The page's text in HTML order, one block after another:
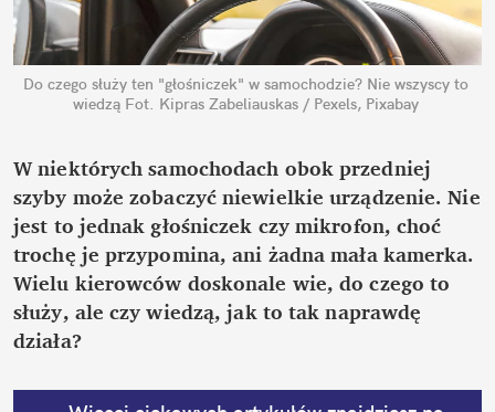
Do czego służy ten "głośniczek" w samochodzie? Nie wszyscy to
wiedzą Fot. Kipras Zabeliauskas / Pexels, Pixabay
W niektórych samochodach obok przedniej
szyby może zobaczyć niewielkie urządzenie. Nie
jest to jednak głośniczek czy mikrofon, choć
trochę je przypomina, ani żadna mała kamerka.
Wielu kierowców doskonale wie, do czego to
służy, ale czy wiedzą, jak to tak naprawdę
działa?